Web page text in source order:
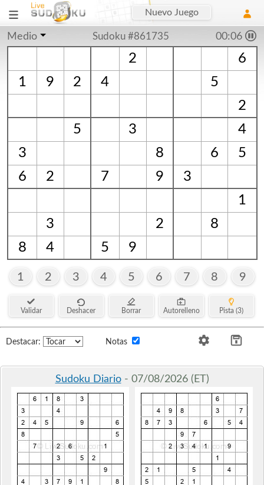
Nuevo Juego
Medio Sudoku #861735 00:06
2
6
1
9 2 4
5
2
5
3
4
3
8 6
5
6
2 7 9
3
1
3
2
8
8
4 5 9
1 2 3 4 5 6 7 8 9
Validar Deshacer Borrar Autorelleno Pista (3)
Destacar: Notas
Sudoku Diario- 07/08/2026 (ET)